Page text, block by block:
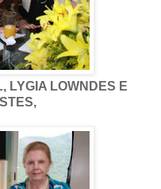
LYGIA LOWNDES E